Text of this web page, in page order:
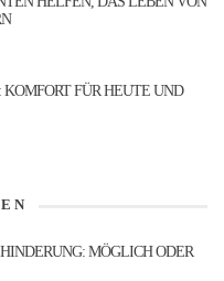
FÜR HEUTE UND
MÖGLICH ODER